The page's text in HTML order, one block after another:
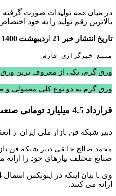
بالاترین رقم تولید را به خود
تاریخ انتشار خبر 21 اردیبهشت 1400
منبع خبرگزاری فارس
ورق گرم، یکی از معروف ترین ورق
ورق گرم به دو نوع کلی معمولی و
قرارداد 4.5 میلیارد تومانی صنعت فولاد با استارت آپ ها منعقد شد.
دبیر شبکه فن بازار ملی ایران از انعقاد قرارداد 4.5 میلیاردی صنعت فولاد. با استارت آپ ها در
صنایع مختلف نیازهای خود را ارائه
ارائه می کنند.